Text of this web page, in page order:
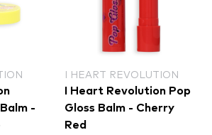
-
I HEART REVOLUTION
I Heart Revolution Pop
Gloss Balm - Cherry
Red